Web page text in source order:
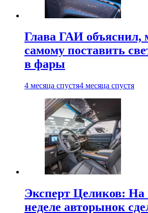
Глава ГАИ объяснил,
самому поставить
в фары
4 месяца спустя4 месяца спустя
Эксперт Целиков:
неделе авторынок